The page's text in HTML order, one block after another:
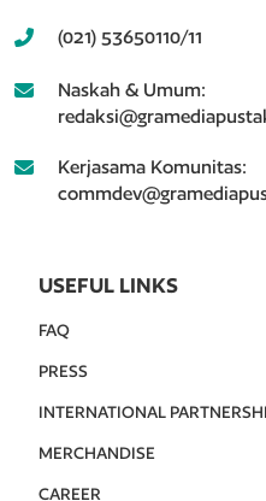
(021) 53650110/11
Naskah & Umum:
Kerjasama Komunitas:
USEFUL LINKS
FAQ
PRESS
INTERNATIONAL
MERCHANDISE
CAREER